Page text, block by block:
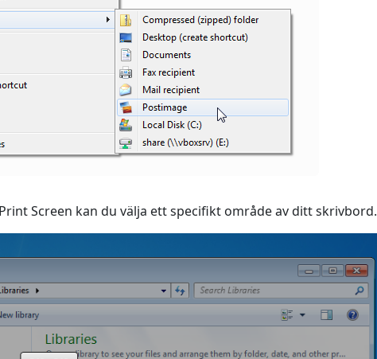
Screen kan du välja ett specifikt område av ditt skrivbord.